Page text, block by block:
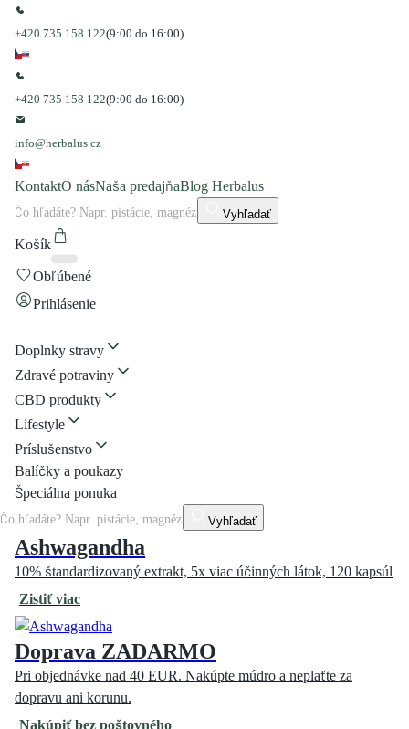
+420 735 158 122(9:00 do 16:00)
+420 735 158 122(9:00 do 16:00)
info@herbalus.cz
KontaktO násNaša predajňaBlog Herbalus
Vyhľadať
Košík
Obľúbené
Prihlásenie
Doplnky stravy
Zdravé potraviny
CBD produkty
Lifestyle
Príslušenstvo
Balíčky a poukazy
Špeciálna ponuka
Vyhľadať
Ashwagandha
10% štandardizovaný extrakt, 5x viac účinných látok, 120 kapsúl
Zistiť viac
Doprava ZADARMO
Pri objednávke nad 40 EUR. Nakúpte múdro a neplaťte za
dopravu ani korunu.
Nakúpiť bez poštovného